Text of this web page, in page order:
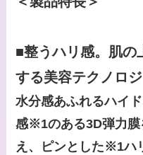
■整うハリ感。肌の
する美容テクノロ
水分感あふれるハイ
感※1のある3D弾力膜
え、ピンとした※1ハ